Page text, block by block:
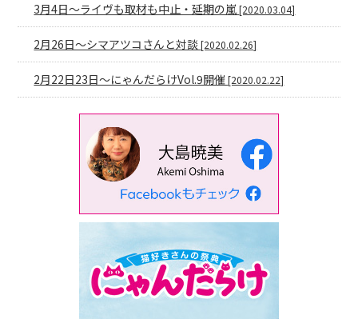
3月4日〜ライヴも取材も中止・延期の嵐[2020.03.04]
2月26日〜シマアツコさんと対談[2020.02.26]
2月22日23日〜にゃんだらけVol.9開催[2020.02.22]